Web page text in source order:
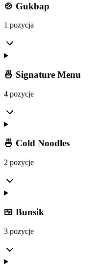
🍲 Gukbap
1 pozycja
🍜 Signature Menu
4 pozycje
🍜 Cold Noodles
2 pozycje
🍱 Bunsik
3 pozycje